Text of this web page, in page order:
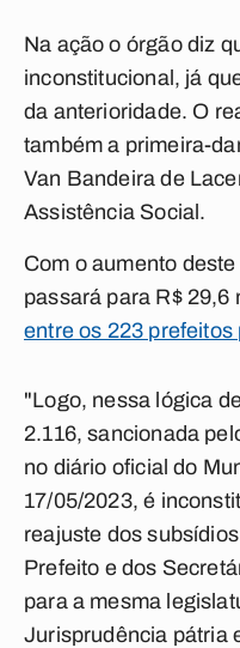
Na ação o órgão diz
inconstitucional, já
da anterioridade. O
também a primeira-
Van Bandeira de
Assistência Social.
Com o aumento
passará para R$ 29,6
entre os 223 prefeitos
"Logo, nessa lógica
2.116, sancionada
no diário oficial do
17/05/2023, é
reajuste dos
Prefeito e dos
para a mesma
Jurisprudência pátria